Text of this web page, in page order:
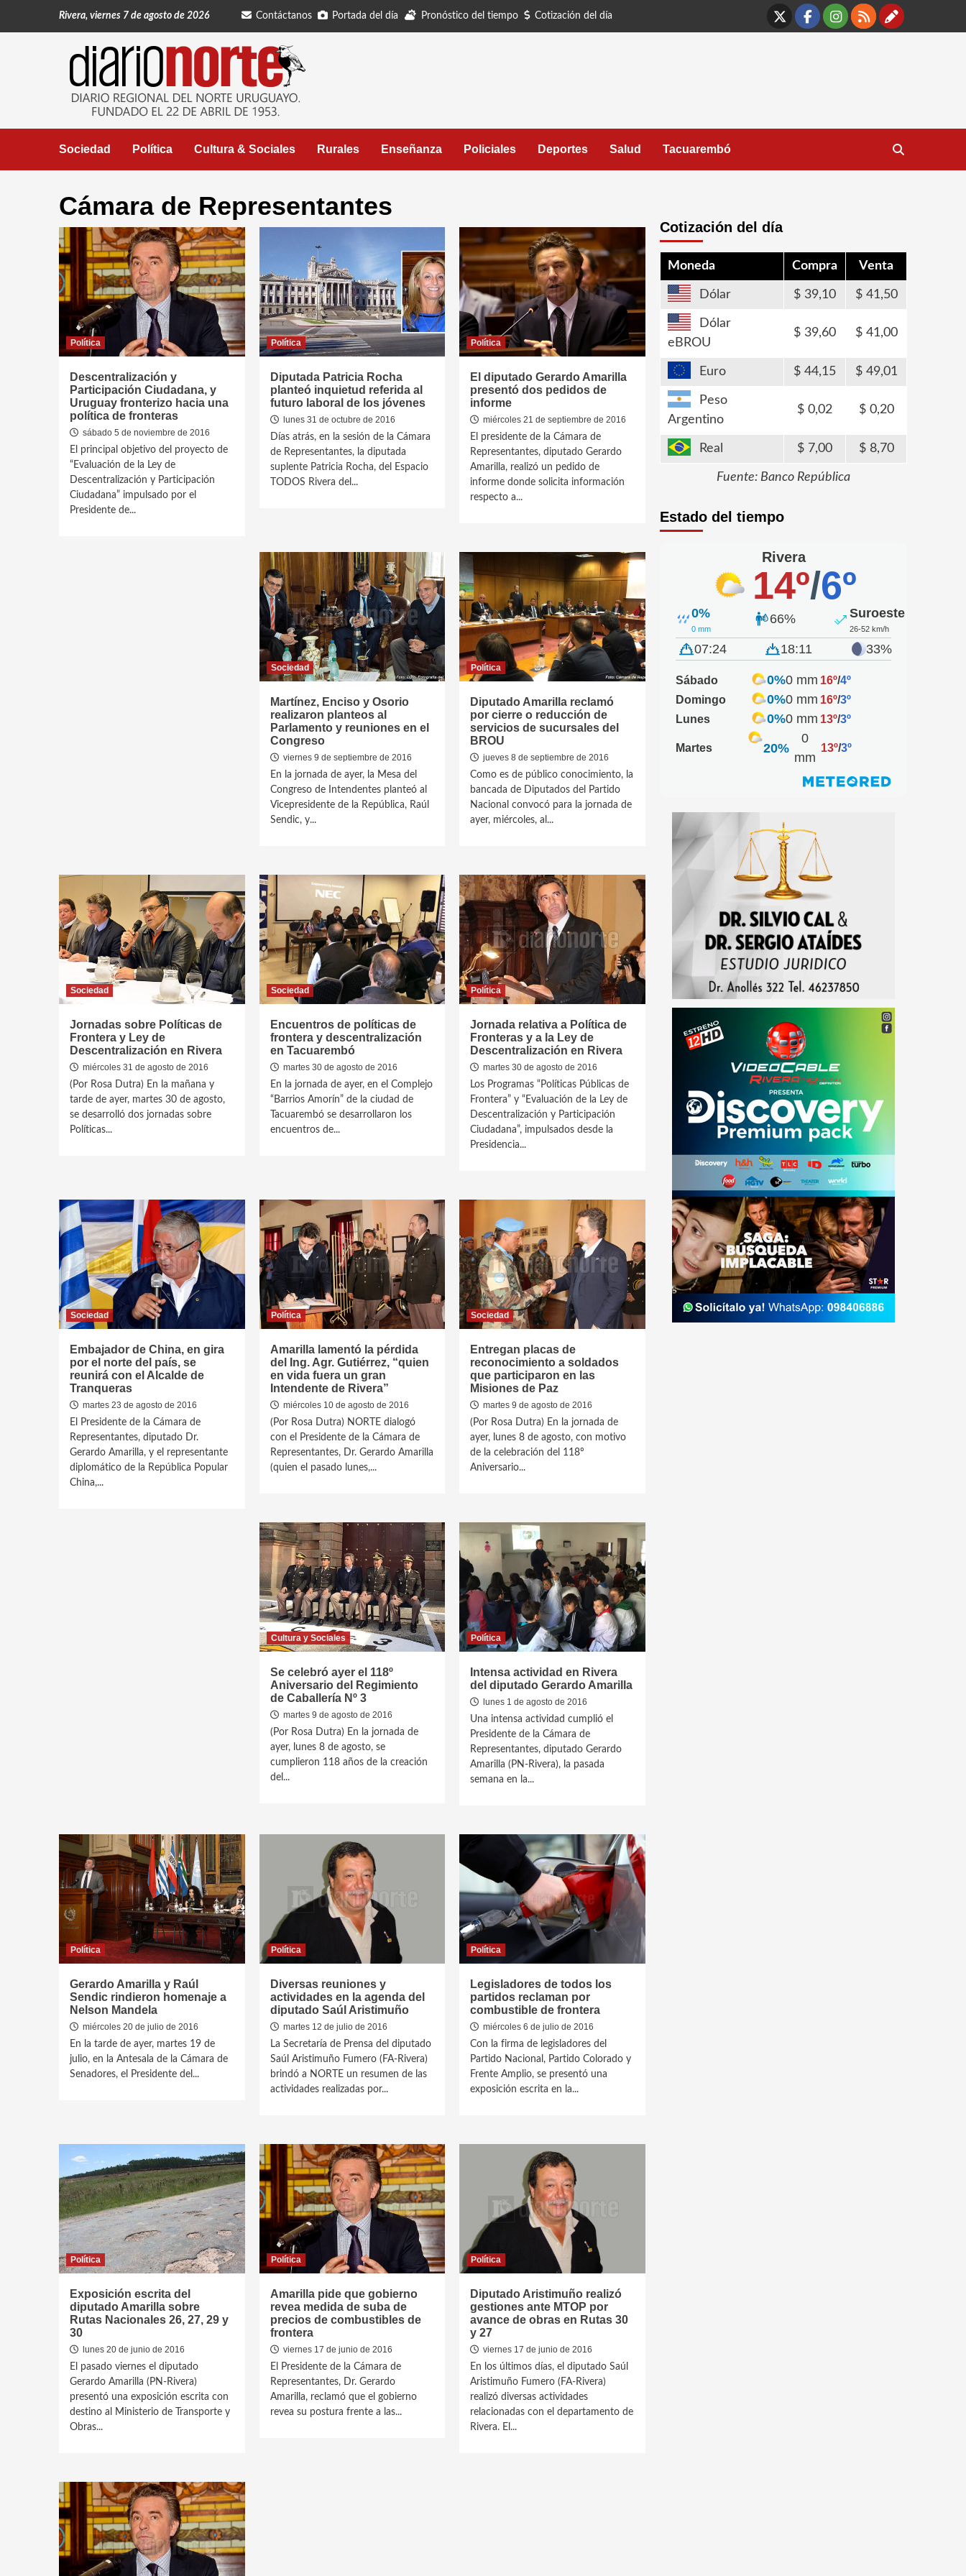
Rivera, viernes 7 de agosto de 2026 Contáctanos Portada del día Pronóstico del tiempo Cotización del día
X Facebook
Instagram
RSS
Sociedad Política Cultura & Sociales Rurales Enseñanza Policiales Deportes Salud Tacuarembó
Cámara de Representantes
Política
Descentralización y
Participación Ciudadana, y
Uruguay fronterizo hacia una
política de fronteras
sábado 5 de noviembre de 2016
El principal objetivo del proyecto de
“Evaluación de la Ley de
Descentralización y Participación
Ciudadana” impulsado por el
Presidente de...
Política
Diputada Patricia Rocha
planteó inquietud referida al
futuro laboral de los jóvenes
lunes 31 de octubre de 2016
Días atrás, en la sesión de la Cámara
de Representantes, la diputada
suplente Patricia Rocha, del Espacio
TODOS Rivera del...
Política
El diputado Gerardo Amarilla
presentó dos pedidos de
informe
miércoles 21 de septiembre de 2016
El presidente de la Cámara de
Representantes, diputado Gerardo
Amarilla, realizó un pedido de
informe donde solicita información
respecto a...
Sociedad
Martínez, Enciso y Osorio
realizaron planteos al
Parlamento y reuniones en el
Congreso
viernes 9 de septiembre de 2016
En la jornada de ayer, la Mesa del
Congreso de Intendentes planteó al
Vicepresidente de la República, Raúl
Sendic, y...
Política
Diputado Amarilla reclamó
por cierre o reducción de
servicios de sucursales del
BROU
jueves 8 de septiembre de 2016
Como es de público conocimiento, la
bancada de Diputados del Partido
Nacional convocó para la jornada de
ayer, miércoles, al...
Sociedad
Jornadas sobre Políticas de
Frontera y Ley de
Descentralización en Rivera
miércoles 31 de agosto de 2016
(Por Rosa Dutra) En la mañana y
tarde de ayer, martes 30 de agosto,
se desarrolló dos jornadas sobre
Políticas...
Sociedad
Encuentros de políticas de
frontera y descentralización
en Tacuarembó
martes 30 de agosto de 2016
En la jornada de ayer, en el Complejo
“Barrios Amorín” de la ciudad de
Tacuarembó se desarrollaron los
encuentros de...
Política
Jornada relativa a Política de
Fronteras y a la Ley de
Descentralización en Rivera
martes 30 de agosto de 2016
Los Programas “Políticas Públicas de
Frontera” y “Evaluación de la Ley de
Descentralización y Participación
Ciudadana”, impulsados desde la
Presidencia...
Sociedad
Embajador de China, en gira
por el norte del país, se
reunirá con el Alcalde de
Tranqueras
martes 23 de agosto de 2016
El Presidente de la Cámara de
Representantes, diputado Dr.
Gerardo Amarilla, y el representante
diplomático de la República Popular
China,...
Política
Amarilla lamentó la pérdida
del Ing. Agr. Gutiérrez, “quien
en vida fuera un gran
Intendente de Rivera”
miércoles 10 de agosto de 2016
(Por Rosa Dutra) NORTE dialogó
con el Presidente de la Cámara de
Representantes, Dr. Gerardo Amarilla
(quien el pasado lunes,...
Sociedad
Entregan placas de
reconocimiento a soldados
que participaron en las
Misiones de Paz
martes 9 de agosto de 2016
(Por Rosa Dutra) En la jornada de
ayer, lunes 8 de agosto, con motivo
de la celebración del 118º
Aniversario...
Cultura y Sociales
Se celebró ayer el 118º
Aniversario del Regimiento
de Caballería Nº 3
martes 9 de agosto de 2016
(Por Rosa Dutra) En la jornada de
ayer, lunes 8 de agosto, se
cumplieron 118 años de la creación
del...
Política
Intensa actividad en Rivera
del diputado Gerardo Amarilla
lunes 1 de agosto de 2016
Una intensa actividad cumplió el
Presidente de la Cámara de
Representantes, diputado Gerardo
Amarilla (PN-Rivera), la pasada
semana en la...
Política
Gerardo Amarilla y Raúl
Sendic rindieron homenaje a
Nelson Mandela
miércoles 20 de julio de 2016
En la tarde de ayer, martes 19 de
julio, en la Antesala de la Cámara de
Senadores, el Presidente del...
Política
Diversas reuniones y
actividades en la agenda del
diputado Saúl Aristimuño
martes 12 de julio de 2016
La Secretaría de Prensa del diputado
Saúl Aristimuño Fumero (FA-Rivera)
brindó a NORTE un resumen de las
actividades realizadas por...
Política
Legisladores de todos los
partidos reclaman por
combustible de frontera
miércoles 6 de julio de 2016
Con la firma de legisladores del
Partido Nacional, Partido Colorado y
Frente Amplio, se presentó una
exposición escrita en la...
Política
Exposición escrita del
diputado Amarilla sobre
Rutas Nacionales 26, 27, 29 y
30
lunes 20 de junio de 2016
El pasado viernes el diputado
Gerardo Amarilla (PN-Rivera)
presentó una exposición escrita con
destino al Ministerio de Transporte y
Obras...
Política
Amarilla pide que gobierno
revea medida de suba de
precios de combustibles de
frontera
viernes 17 de junio de 2016
El Presidente de la Cámara de
Representantes, Dr. Gerardo
Amarilla, reclamó que el gobierno
revea su postura frente a las...
Política
Diputado Aristimuño realizó
gestiones ante MTOP por
avance de obras en Rutas 30
y 27
viernes 17 de junio de 2016
En los últimos días, el diputado Saúl
Aristimuño Fumero (FA-Rivera)
realizó diversas actividades
relacionadas con el departamento de
Rivera. El...
Cotización del día
Moneda Compra Venta
Dólar 39,10 41,50
Dólar
eBROU
39,60 41,00
Euro 44,15 49,01
Peso
Argentino
0,02 0,20
Real 7,00 8,70
Fuente: Banco República
Estado del tiempo
Rivera
14º/6º
0%
0 mm
66% Suroeste
26-52 km/h
07:24 18:11 33%
Sábado 0%0 mm 16º/4º
Domingo
0%0 mm 16º/3º
Lunes
0%0 mm 13º/3º
Martes 20%
0
mm
13º/3º